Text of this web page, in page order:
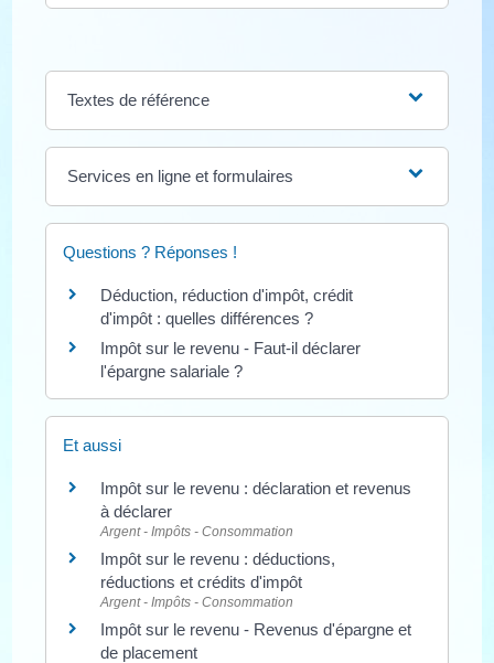
Textes de référence
Services en ligne et formulaires
Questions ? Réponses !
Déduction, réduction d'impôt, crédit
d'impôt : quelles différences ?
Impôt sur le revenu - Faut-il déclarer
l'épargne salariale ?
Et aussi
Impôt sur le revenu : déclaration et revenus
à déclarer
Argent - Impôts - Consommation
Impôt sur le revenu : déductions,
réductions et crédits d'impôt
Argent - Impôts - Consommation
Impôt sur le revenu - Revenus d'épargne et
de placement